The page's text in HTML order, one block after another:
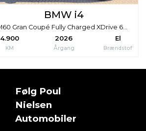
BMW i4
4.900
KM
2026
Årgang
El
Brændstof
Følg Poul
Nielsen
Automobiler